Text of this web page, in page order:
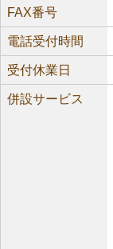
FAX番号
電話受付時間
受付休業日
併設サービス